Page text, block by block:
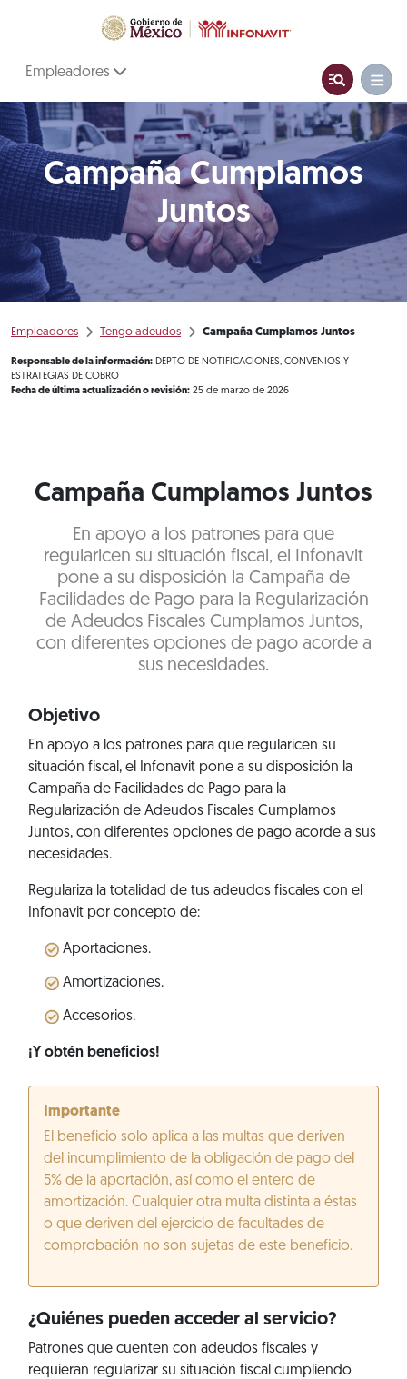
Empleadores
Campaña Cumplamos
Juntos
Empleadores Tengo adeudos Campaña Cumplamos Juntos
Responsable de la información: DEPTO DE NOTIFICACIONES, CONVENIOS Y
ESTRATEGIAS DE COBRO
Fecha de última actualización o revisión: 25 de marzo de 2026
Campaña Cumplamos Juntos
En apoyo a los patrones para que
regularicen su situación fiscal, el Infonavit
pone a su disposición la Campaña de
Facilidades de Pago para la Regularización
de Adeudos Fiscales Cumplamos Juntos,
con diferentes opciones de pago acorde a
sus necesidades.
Objetivo
En apoyo a los patrones para que regularicen su
situación fiscal, el Infonavit pone a su disposición la
Campaña de Facilidades de Pago para la
Regularización de Adeudos Fiscales Cumplamos
Juntos, con diferentes opciones de pago acorde a sus
necesidades.
Regulariza la totalidad de tus adeudos fiscales con el
Infonavit por concepto de:
Aportaciones.
Amortizaciones.
Accesorios.
¡Y obtén beneficios!
Importante
El beneficio solo aplica a las multas que deriven
del incumplimiento de la obligación de pago del
5% de la aportación, así como el entero de
amortización. Cualquier otra multa distinta a éstas
o que deriven del ejercicio de facultades de
comprobación no son sujetas de este beneficio.
¿Quiénes pueden acceder al servicio?
Patrones que cuenten con adeudos fiscales y
requieran regularizar su situación fiscal cumpliendo